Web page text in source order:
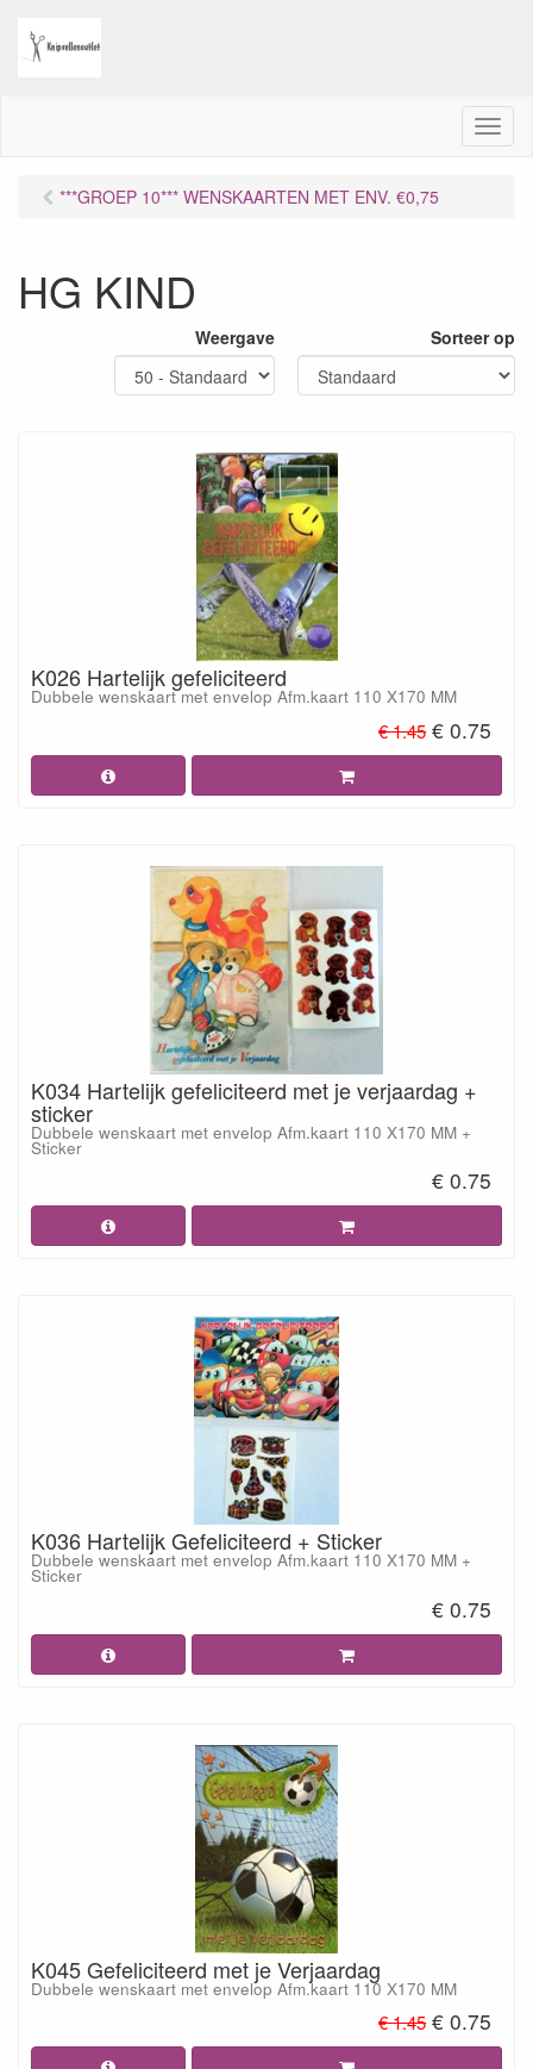
M
e
***GROEP 10*** WENSKAARTEN MET ENV. €0,75
HG KIND
Weergave Sorteer op
K026 Hartelijk gefeliciteerd
Dubbele wenskaart met envelop Afm.kaart 110 X170 MM
€ 1.45 € 0.75
K034 Hartelijk gefeliciteerd met je verjaardag +
sticker
Dubbele wenskaart met envelop Afm.kaart 110 X170 MM +
Sticker
€ 0.75
K036 Hartelijk Gefeliciteerd + Sticker
Dubbele wenskaart met envelop Afm.kaart 110 X170 MM +
Sticker
€ 0.75
K045 Gefeliciteerd met je Verjaardag
Dubbele wenskaart met envelop Afm.kaart 110 X170 MM
€ 1.45 € 0.75